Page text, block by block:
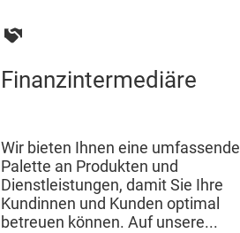
Finanzintermediäre
Wir bieten Ihnen eine umfassende
Palette an Produkten und
Dienstleistungen, damit Sie Ihre
Kundinnen und Kunden optimal
betreuen können. Auf unsere...